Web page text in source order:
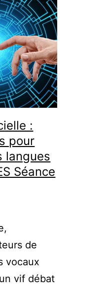
:
pour
langues
Séance
de
vocaux
vif débat